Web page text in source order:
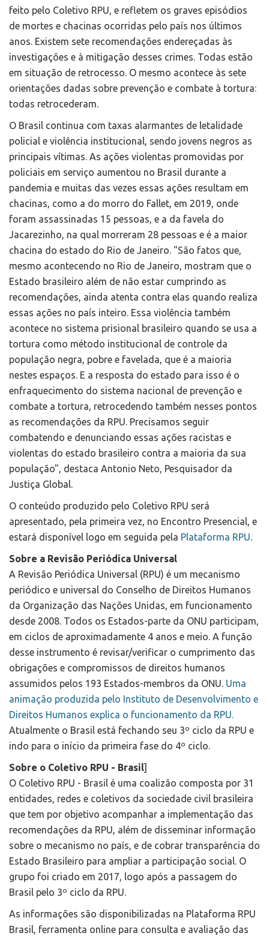
feito pelo Coletivo RPU, e refletem os graves episódios
de mortes e chacinas ocorridas pelo país nos últimos
anos. Existem sete recomendações endereçadas às
investigações e à mitigação desses crimes. Todas estão
em situação de retrocesso. O mesmo acontece às sete
orientações dadas sobre prevenção e combate à tortura:
todas retrocederam.
O Brasil continua com taxas alarmantes de letalidade
policial e violência institucional, sendo jovens negros as
principais vítimas. As ações violentas promovidas por
policiais em serviço aumentou no Brasil durante a
pandemia e muitas das vezes essas ações resultam em
chacinas, como a do morro do Fallet, em 2019, onde
foram assassinadas 15 pessoas, e a da favela do
Jacarezinho, na qual morreram 28 pessoas e é a maior
chacina do estado do Rio de Janeiro. "São fatos que,
mesmo acontecendo no Rio de Janeiro, mostram que o
Estado brasileiro além de não estar cumprindo as
recomendações, ainda atenta contra elas quando realiza
essas ações no país inteiro. Essa violência também
acontece no sistema prisional brasileiro quando se usa a
tortura como método institucional de controle da
população negra, pobre e favelada, que é a maioria
nestes espaços. E a resposta do estado para isso é o
enfraquecimento do sistema nacional de prevenção e
combate a tortura, retrocedendo também nesses pontos
as recomendações da RPU. Precisamos seguir
combatendo e denunciando essas ações racistas e
violentas do estado brasileiro contra a maioria da sua
população", destaca Antonio Neto, Pesquisador da
Justiça Global.
O conteúdo produzido pelo Coletivo RPU será
apresentado, pela primeira vez, no Encontro Presencial, e
estará disponível logo em seguida pela Plataforma RPU.
Sobre a Revisão Periódica Universal
A Revisão Periódica Universal (RPU) é um mecanismo
periódico e universal do Conselho de Direitos Humanos
da Organização das Nações Unidas, em funcionamento
desde 2008. Todos os Estados-parte da ONU participam,
em ciclos de aproximadamente 4 anos e meio. A função
desse instrumento é revisar/verificar o cumprimento das
obrigações e compromissos de direitos humanos
assumidos pelos 193 Estados-membros da ONU. Uma
animação produzida pelo Instituto de Desenvolvimento e
Direitos Humanos explica o funcionamento da RPU.
Atualmente o Brasil está fechando seu 3º ciclo da RPU e
indo para o início da primeira fase do 4º ciclo.
Sobre o Coletivo RPU - Brasil]
O Coletivo RPU - Brasil é uma coalizão composta por 31
entidades, redes e coletivos da sociedade civil brasileira
que tem por objetivo acompanhar a implementação das
recomendações da RPU, além de disseminar informação
sobre o mecanismo no país, e de cobrar transparência do
Estado Brasileiro para ampliar a participação social. O
grupo foi criado em 2017, logo após a passagem do
Brasil pelo 3º ciclo da RPU.
As informações são disponibilizadas na Plataforma RPU
Brasil, ferramenta online para consulta e avaliação das